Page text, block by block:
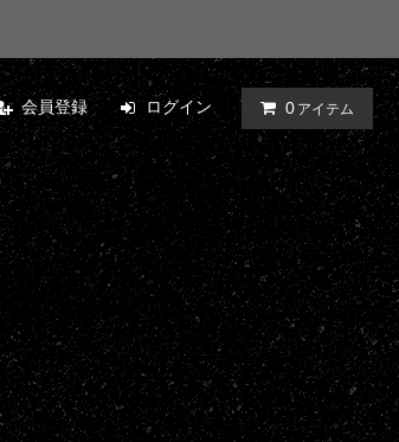
会員登録 ログイン 0 アイテム